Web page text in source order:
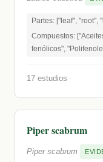
Partes: ["leaf", "root",
Compuestos:
fenólicos",
17 estudios
Piper scabrum
Piper scabrum